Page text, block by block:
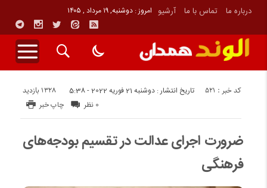
درباره ما تماس با ما آرشیو امروز : دوشنبه, ۱۹ مرداد , ۱۴۰۵
تاریخ انتشار : دوشنبه 21 فوریه 2022 - 5:38 1328 بازدید کد خبر : 521
چاپ خبر 0 نظر
ضرورت اجرای عدالت در تقسیم بودجه‌های
فرهنگی